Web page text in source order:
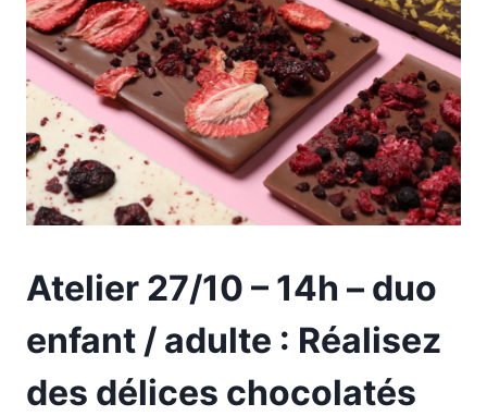
Atelier 27/10 – 14h – duo
enfant / adulte : Réalisez
des délices chocolatés